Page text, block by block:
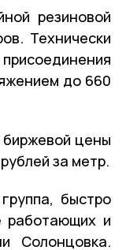
резиновой
Технически
до 660
биржевой цены
за метр.
быстро
работающих и
Солонцовка.